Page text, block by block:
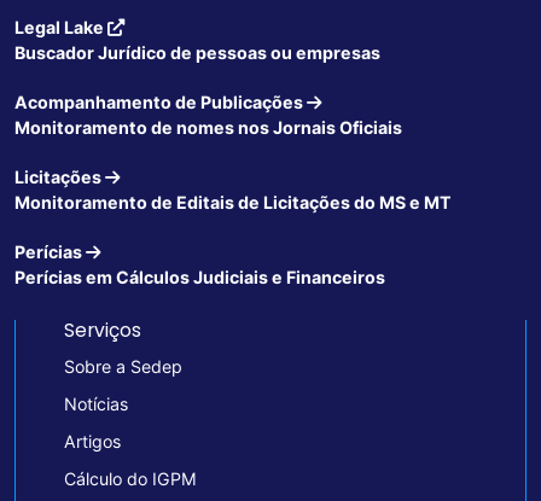
Legal Lake
Buscador Jurídico de pessoas ou empresas
Acompanhamento de Publicações
Monitoramento de nomes nos Jornais Oficiais
Licitações
Monitoramento de Editais de Licitações do MS e MT
Perícias
Perícias em Cálculos Judiciais e Financeiros
Serviços
Sobre a Sedep
Notícias
Artigos
Cálculo do IGPM